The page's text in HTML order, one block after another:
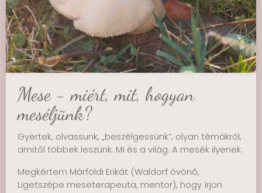
Mese - miért, mit, hogyan
meséljünk?
Gyertek, olvassunk, „beszélgessünk”, olyan témákról,
amitől többek leszünk. Mi és a világ. A mesék ilyenek.
Megkértem Márföldi Erikát (Waldorf óvónő,
Ligetszépe meseterapeuta, mentor), hogy írjon